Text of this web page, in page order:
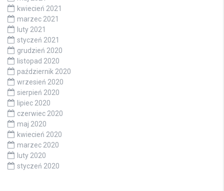
kwiecień 2021
marzec 2021
luty 2021
styczeń 2021
grudzień 2020
listopad 2020
październik 2020
wrzesień 2020
sierpień 2020
lipiec 2020
czerwiec 2020
maj 2020
kwiecień 2020
marzec 2020
luty 2020
styczeń 2020